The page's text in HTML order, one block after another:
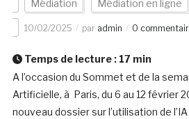
Médiation Médiation en ligne
10/02/2025 par admin 0
Temps de lecture : 17 min
A l’occasion du Sommet et de la
Artificielle, à Paris, du 6 au 12 février
nouveau dossier sur l’utilisation de